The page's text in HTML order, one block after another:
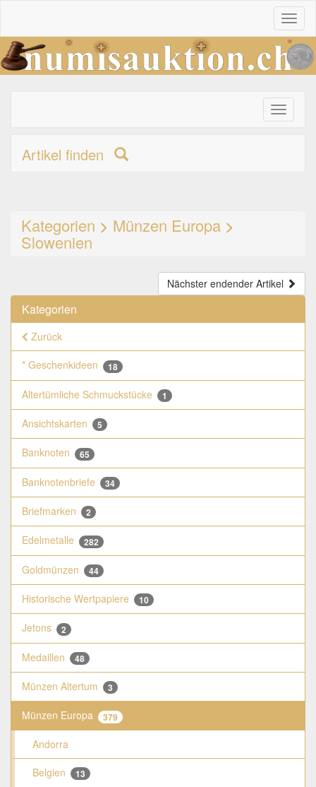
Toggle
primary
Artikel finden
Kategorien > Münzen Europa >
Slowenien
Nächster endender Artikel
Kategorien
Zurück
* Geschenkideen
18
Altertümliche Schmuckstücke 1
Ansichtskarten 5
Banknoten 65
Banknotenbriefe 34
Briefmarken 2
Edelmetalle 282
Goldmünzen 44
Historische Wertpapiere 10
Jetons 2
Medaillen 48
Münzen Altertum 3
Münzen Europa 379
Andorra
Belgien
13